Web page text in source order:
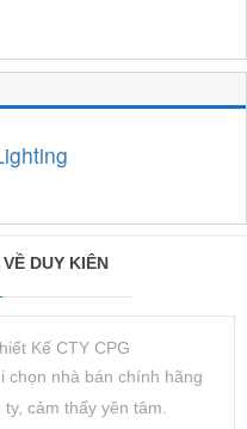
DUY KIÊN
Kế CTY CPG
chọn nhà bán chính hãng
cảm thấy yên tâm.